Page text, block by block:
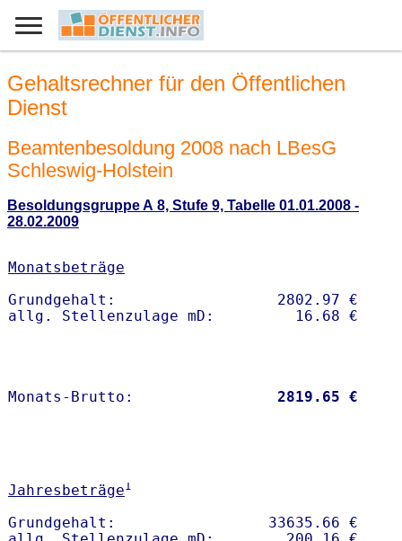
Gehaltsrechner für den Öffentlichen
Dienst
Beamtenbesoldung 2008 nach LBesG
Schleswig-Holstein
Besoldungsgruppe A 8, Stufe 9, Tabelle 01.01.2008 -
28.02.2009
Monatsbeträge
Grundgehalt:                  2802.97 €
Monats-Brutto: 2819.65 €
Jahresbeträge1
Grundgehalt:                 33635.66 €